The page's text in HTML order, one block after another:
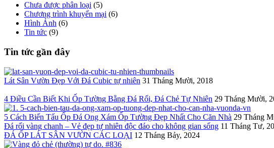
Chưa được phân loại (5)
Chương trình khuyến mại (6)
Hình Ảnh (6)
Tin tức (9)
Tin tức gần đây
Lát Sân Vườn Đẹp Với Đá Cubic tự nhiên 31 Tháng Mười, 2018
4 Điều Cần Biết Khi Ốp Tường Bằng Đá Rối, Đá Chẻ Tự Nhiên 29 Tháng Mười,
5 Cách Biến Tấu Ốp Đá Ong Xám Ốp Tường Đẹp Nhất Cho Căn Nhà 29 Tháng
Đá rối vàng chanh – Vẻ đẹp tự nhiên độc đáo cho không gian sống 11 Tháng Tư,
ĐÁ ỐP LÁT SÂN VƯỜN CÁC LOẠI 12 Tháng Bảy, 2024